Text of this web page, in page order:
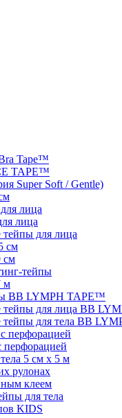
Tape™
TAPE™
Super Soft / Gentle)
лица
лица
для лица
см
см
тейпы
м
BB LYMPH TAPE™
тейпы для лица BB
для тела BB
перфорацией
5 см x 5 м
рулонах
клеем
для тела
KIDS